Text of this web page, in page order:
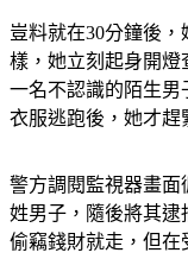
豈料就在30分鐘後
樣，她立刻起身開燈
一名不認識的陌生男
衣服逃跑後，她才趕
警方調閱監視器畫面
姓男子，隨後將其逮
偷竊錢財就走，但在